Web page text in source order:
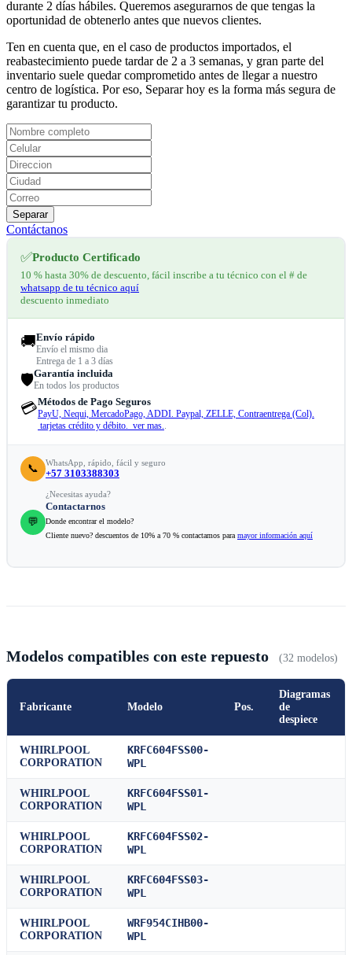
durante 2 días hábiles. Queremos asegurarnos de que tengas la
oportunidad de obtenerlo antes que nuevos clientes.
Ten en cuenta que, en el caso de productos importados, el
reabastecimiento puede tardar de 2 a 3 semanas, y gran parte del
inventario suele quedar comprometido antes de llegar a nuestro
centro de logística. Por eso, Separar hoy es la forma más segura de
garantizar tu producto.
Separar
Contáctanos
✅Producto Certificado
10 % hasta 30% de descuento, fácil inscribe a tu técnico con el # de
whatsapp de tu técnico aquí
descuento inmediato
🚚Envío rápido
Envío el mismo dia
Entrega de 1 a 3 días
🛡️Garantía incluida
En todos los productos
💳Métodos de Pago Seguros
PayU, Nequi, MercadoPago, ADDI. Paypal, ZELLE, Contraentrega (Col).
tarjetas crédito y débito. ver mas..
📞 WhatsApp, rápido, fácil y seguro
+57 3103388303
💬
¿Necesitas ayuda?
Contactarnos
Donde encontrar el modelo?
Cliente nuevo? descuentos de 10% a 70 % contactamos para mayor información aquí
Modelos compatibles con este repuesto (32 modelos)
Fabricante Modelo Pos.
Diagramas
de
despiece
WHIRLPOOL
CORPORATION
KRFC604FSS00-
WPL
WHIRLPOOL
CORPORATION
KRFC604FSS01-
WPL
WHIRLPOOL
CORPORATION
KRFC604FSS02-
WPL
WHIRLPOOL
CORPORATION
KRFC604FSS03-
WPL
WHIRLPOOL
CORPORATION
WRF954CIHB00-
WPL